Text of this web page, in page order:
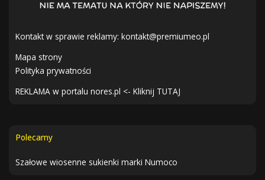
Kontakt w sprawie reklamy: kontakt@premiumeo.pl
Mapa strony
Polityka prywatności
REKLAMA w portalu nores.pl <- Kliknij TUTAJ
Polecamy
Szałowe wiosenne sukienki marki Numoco